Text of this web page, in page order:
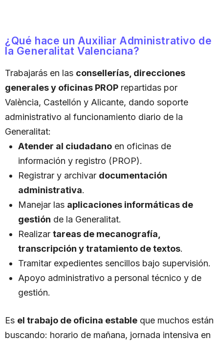
¿Qué hace un Auxiliar Administrativo de
la Generalitat Valenciana?
Trabajarás en las consellerías, direcciones
generales y oficinas PROP repartidas por
València, Castellón y Alicante, dando soporte
administrativo al funcionamiento diario de la
Generalitat:
Atender al ciudadano en oficinas de
información y registro (PROP).
Registrar y archivar documentación
administrativa.
Manejar las aplicaciones informáticas de
gestión de la Generalitat.
Realizar tareas de mecanografía,
transcripción y tratamiento de textos.
Tramitar expedientes sencillos bajo supervisión.
Apoyo administrativo a personal técnico y de
gestión.
Es el trabajo de oficina estable que muchos están
buscando: horario de mañana, jornada intensiva en